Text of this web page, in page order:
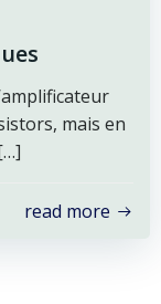
mais en
read more